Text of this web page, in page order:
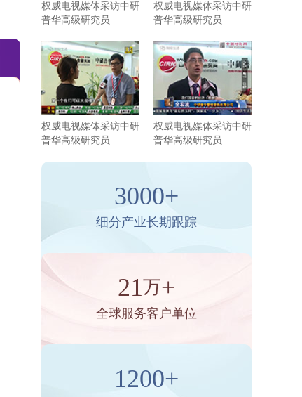
权威电视媒体采访中研
普华高级研究员
权威电视媒体采访中研
普华高级研究员
权威电视媒体采访中研
普华高级研究员
权威电视媒体采访中研
普华高级研究员
3000+
细分产业长期跟踪
21万+
全球服务客户单位
1200+